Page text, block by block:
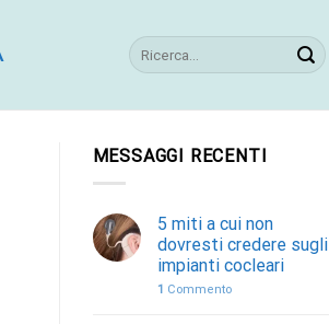
MESSAGGI RECENTI
5 miti a cui non
dovresti credere sugli
impianti cocleari
1 Commento